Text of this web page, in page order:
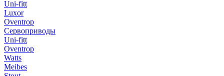
Uni-fitt
Luxor
Oventrop
Сервоприводы
Uni-fitt
Oventrop
Watts
Meibes